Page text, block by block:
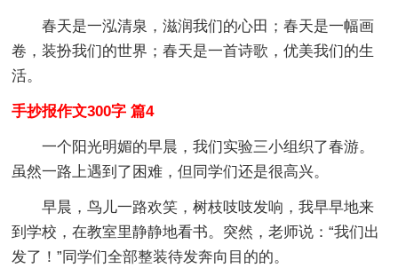
春天是一泓清泉，滋润我们的心田；春天是一幅画
卷，装扮我们的世界；春天是一首诗歌，优美我们的生
活。
手抄报作文300字 篇4
一个阳光明媚的早晨，我们实验三小组织了春游。
虽然一路上遇到了困难，但同学们还是很高兴。
早晨，鸟儿一路欢笑，树枝吱吱发响，我早早地来
到学校，在教室里静静地看书。突然，老师说：“我们出
发了！”同学们全部整装待发奔向目的的。